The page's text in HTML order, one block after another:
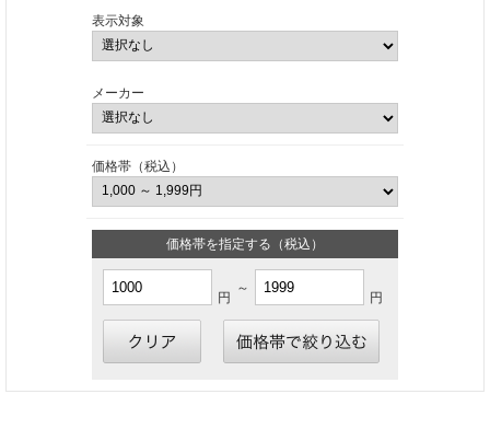
表示対象
メーカー
価格帯（税込）
価格帯を指定する（税込）
円
～
円